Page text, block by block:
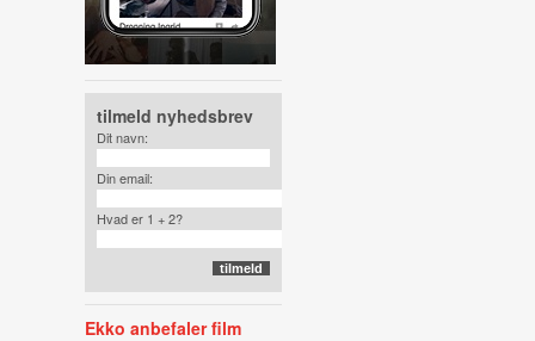
tilmeld nyhedsbrev
Dit navn:
Din email:
Hvad er 1 + 2?
Ekko anbefaler film